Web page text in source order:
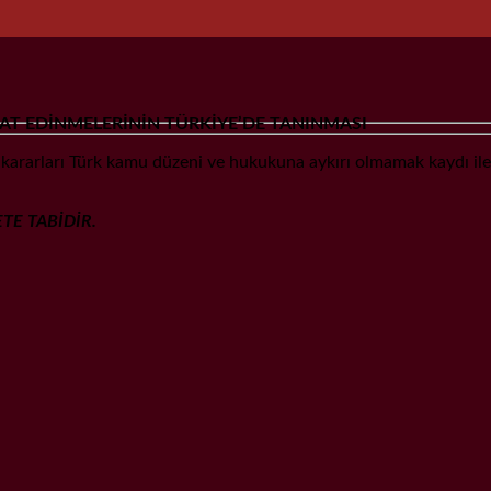
EDİNMELERİNİN TÜRKİYE’DE TANINMASI
Türk kamu düzeni ve hukukuna aykırı olmamak kaydı
TABİDİR.